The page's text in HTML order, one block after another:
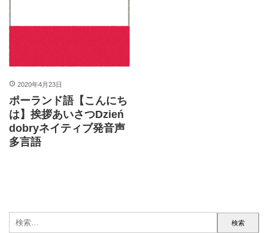
2020年4月23日
ポーランド語【こんにち
は】挨拶あいさつDzień
dobryネイティブ発音声
多言語
索: